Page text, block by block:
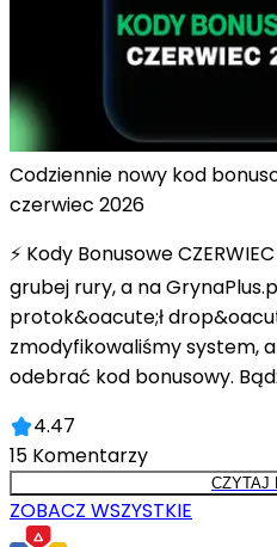
Codziennie nowy kod
czerwiec 2026
⚡ Kody Bonusowe
grubej rury, a na
protok&oacute;ł
zmodyfikowaliśmy system,
odebrać kod bonusowy.
4.47
15 Komentarzy
CZYTAJ
ZOBACZ WSZYSTKIE